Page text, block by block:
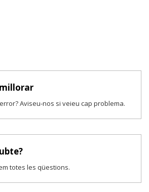
Aviseu-nos si veieu cap problema.
totes les qüestions.